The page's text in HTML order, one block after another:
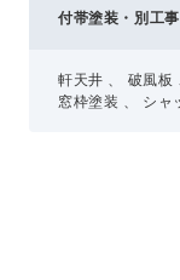
付帯塗装・別工事
軒天井 、 破風板
窓枠塗装 、 シャ